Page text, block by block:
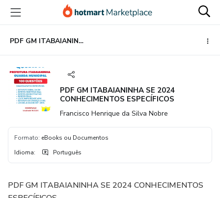
para
conteúdo
principal
para
pagamento
para
rodapé
PDF GM ITABAIANINHA SE 2024 CONHECIMENTOS ESPECÍFICOS
PDF GM ITABAIANINHA SE 2024
CONHECIMENTOS ESPECÍFICOS
Francisco Henrique da Silva Nobre
Formato: eBooks ou Documentos
Idioma: Português
PDF GM ITABAIANINHA SE 2024 CONHECIMENTOS